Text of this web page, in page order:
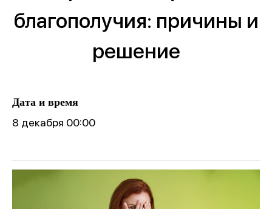
благополучия: причины и
решение
Дата и время
8 декабря 00:00